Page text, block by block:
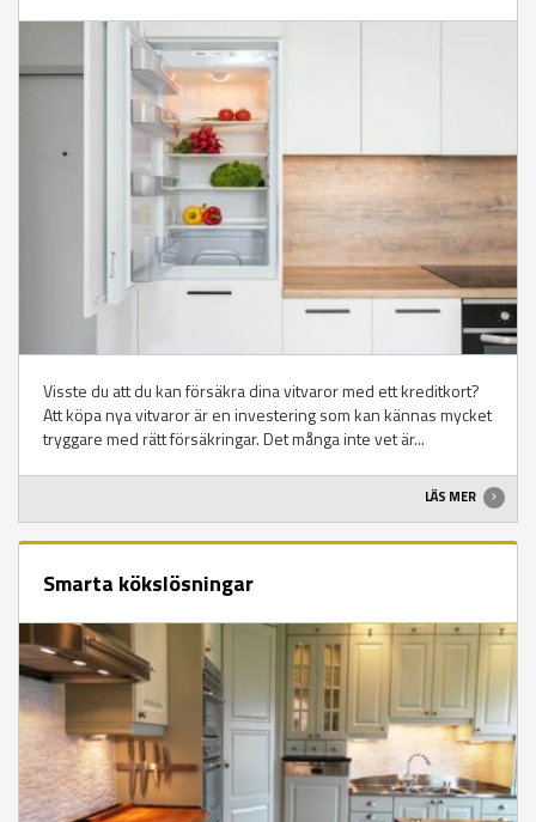
Visste du att du kan försäkra dina vitvaror med ett kreditkort?
Att köpa nya vitvaror är en investering som kan kännas mycket
tryggare med rätt försäkringar. Det många inte vet är...
LÄS MER
Smarta kökslösningar